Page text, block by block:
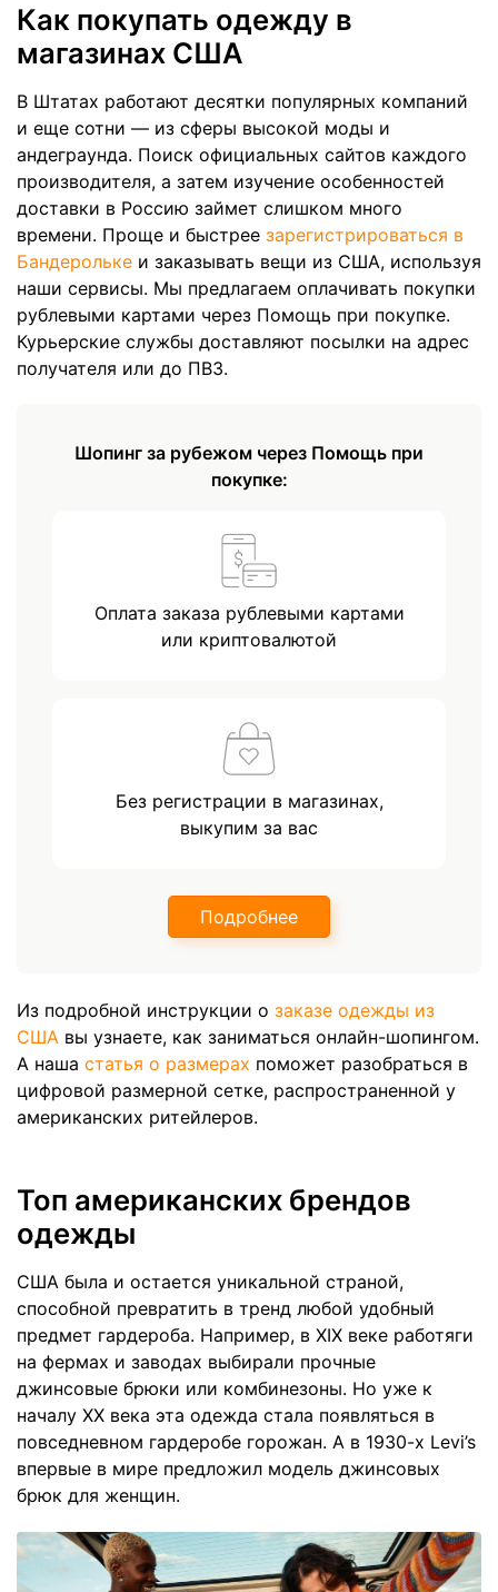
Как покупать одежду в
магазинах США
В Штатах работают десятки популярных компаний
и еще сотни — из сферы высокой моды и
андеграунда. Поиск официальных сайтов каждого
производителя, а затем изучение особенностей
доставки в Россию займет слишком много
времени. Проще и быстрее зарегистрироваться в
Бандерольке и заказывать вещи из США, используя
наши сервисы. Мы предлагаем оплачивать покупки
рублевыми картами через Помощь при покупке.
Курьерские службы доставляют посылки на адрес
получателя или до ПВЗ.
Шопинг за рубежом через Помощь при
покупке:
Оплата заказа рублевыми картами
или криптовалютой
Без регистрации в магазинах,
выкупим за вас
Подробнее
Из подробной инструкции о заказе одежды из
США вы узнаете, как заниматься онлайн-шопингом.
А наша статья о размерах поможет разобраться в
цифровой размерной сетке, распространенной у
американских ритейлеров.
Топ американских брендов
одежды
США была и остается уникальной страной,
способной превратить в тренд любой удобный
предмет гардероба. Например, в XIX веке работяги
на фермах и заводах выбирали прочные
джинсовые брюки или комбинезоны. Но уже к
началу XX века эта одежда стала появляться в
повседневном гардеробе горожан. А в 1930-х Levi’s
впервые в мире предложил модель джинсовых
брюк для женщин.